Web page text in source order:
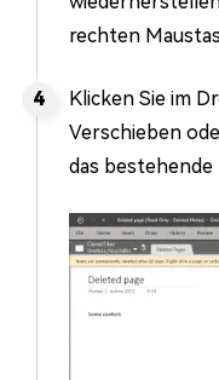
rechten
Klicken Sie im
Verschieben
das